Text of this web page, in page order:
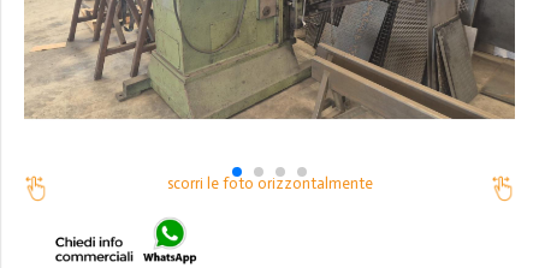
scorri le foto orizzontalmente